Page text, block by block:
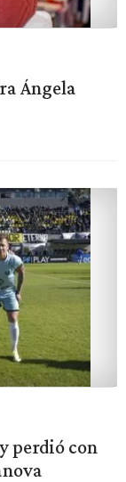
Ángela
perdió con